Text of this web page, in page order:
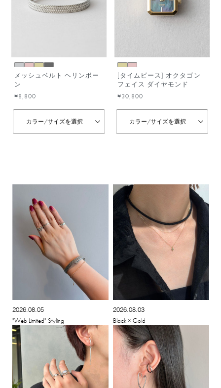
メッシュベルト ヘリンボー
ン
¥8,800
カラー/サイズを選択
[タイムピース] オクタゴン
フェイス ダイヤモンド
¥30,800
カラー/サイズを選択
2026.08.05
"Web Limited" Styling
2026.08.03
Black × Gold